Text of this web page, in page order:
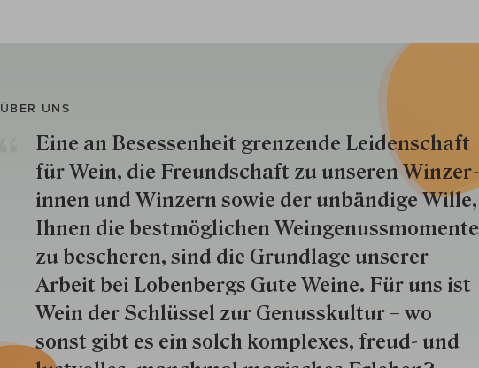
ÜBER UNS
Eine an Besessenheit gren­zende Lei­den­schaft
für Wein, die Freund­schaft zu unseren Win­zer­
innen und Win­zern so­wie der un­bän­dige Wille,
Ihnen die best­mög­lich­en Wein­genuss­momente
zu besche­ren, sind die Grund­lage unserer
Arbeit bei Lobenbergs Gute Weine. Für uns ist
Wein der Schlüs­sel zur Genuss­kultur – wo
sonst gibt es ein solch kom­plexes, freud- und